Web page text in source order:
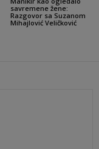
savremene žene:
Razgovor sa Suzanom
Mihajlović Veličković